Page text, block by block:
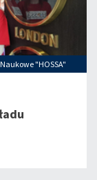
Naukowe "HOSSA"